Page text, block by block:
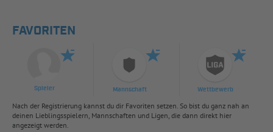
FAVORITEN
Spieler Mannschaft Wettbewerb
Nach der Registrierung kannst du dir Favoriten setzen. So bist du ganz nah an
deinen Lieblingsspielern, Mannschaften und Ligen, die dann direkt hier
angezeigt werden.